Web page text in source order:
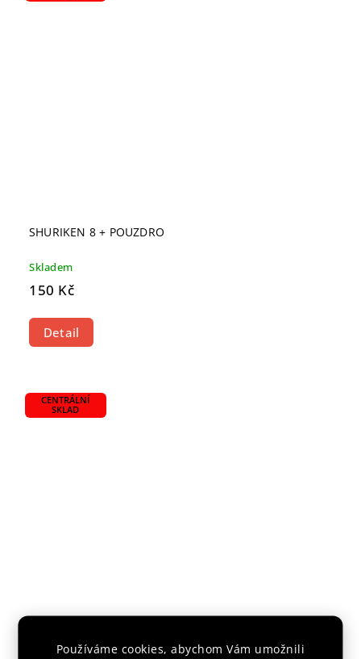
Používáme cookies, abychom Vám umožnili
SHURIKEN 8 + POUZDRO
Skladem
150 Kč
Detail
CENTRÁLNÍ
SKLAD
SADA VRHACÍCH HVĚZDIC "X-X-X" - 3 KS